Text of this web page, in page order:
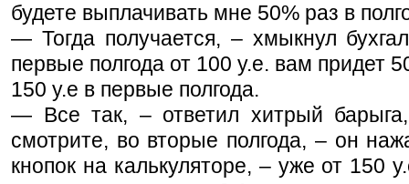
будете выплачивать мне 50% раз в
— Тогда получается, – хмыкнул
первые полгода от 100 у.е. вам придет
150 у.е в первые полгода.
— Все так, – ответил хитрый
смотрите, во вторые полгода, – он
кнопок на калькуляторе, – уже от 150